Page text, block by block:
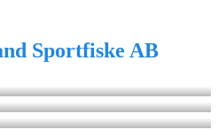
Sportfiske AB